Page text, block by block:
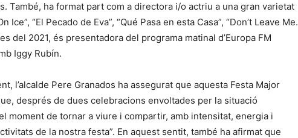
També, ha format part com a directora i/o actriu a una gran varietat
Ice”, “El Pecado de Eva”, “Qué Pasa en esta Casa”, “Don’t Leave Me.
del 2021, és presentadora del programa matinal d’Europa FM
Iggy Rubín.
l’alcalde Pere Granados ha assegurat que aquesta Festa Major
després de dues celebracions envoltades per la situació
moment de tornar a viure i compartir, amb intensitat, energia i
de la nostra festa”. En aquest sentit, també ha afirmat que